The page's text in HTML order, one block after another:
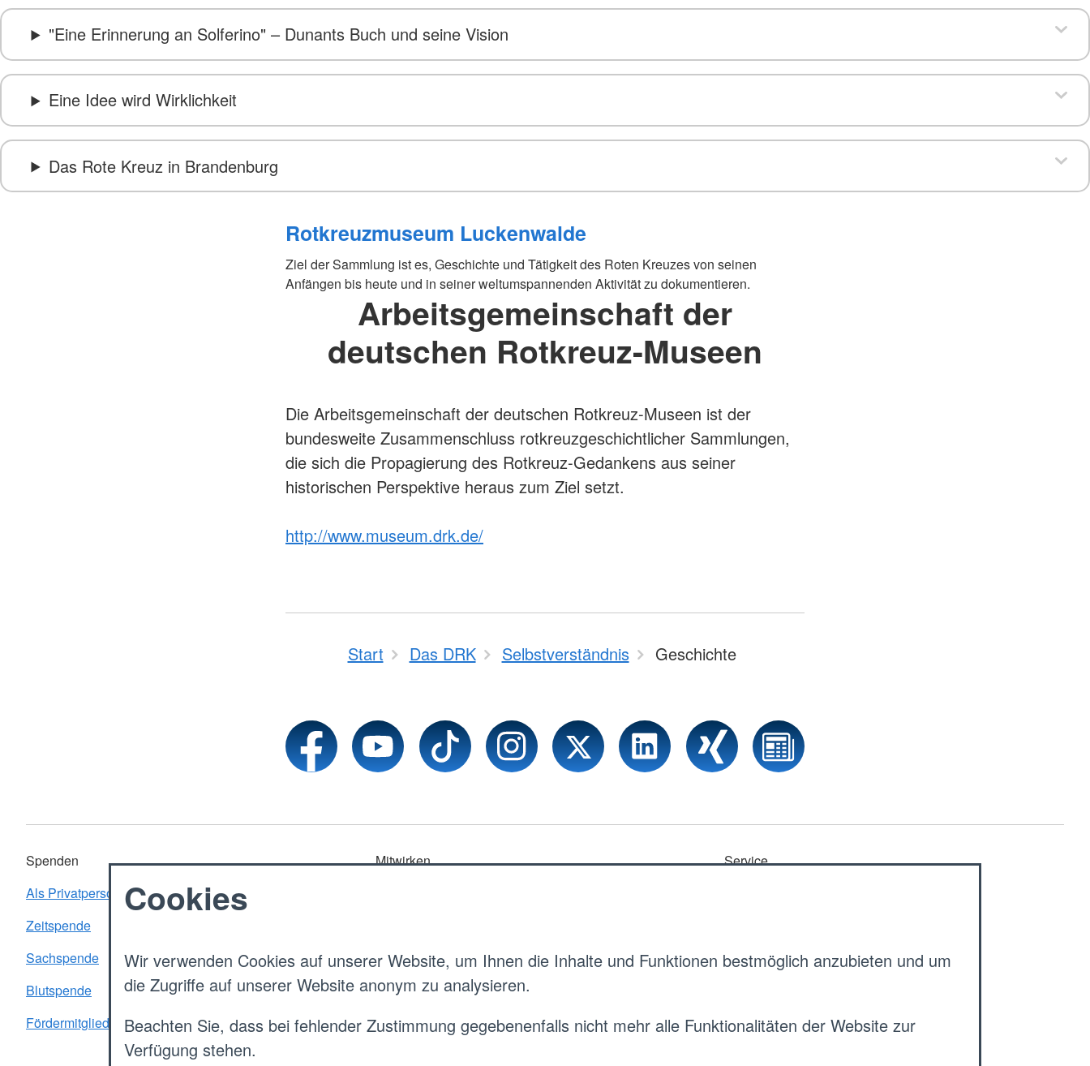
"Eine Erinnerung an Solferino" – Dunants Buch und seine Vision
Eine Idee wird Wirklichkeit
Das Rote Kreuz in Brandenburg
Rotkreuzmuseum Luckenwalde
Ziel der Sammlung ist es, Geschichte und Tätigkeit des Roten Kreuzes von seinen
Anfängen bis heute und in seiner weltumspannenden Aktivität zu dokumentieren.
Arbeitsgemeinschaft der
deutschen Rotkreuz-Museen
Die Arbeitsgemeinschaft der deutschen Rotkreuz-Museen ist der
bundesweite Zusammenschluss rotkreuzgeschichtlicher Sammlungen,
die sich die Propagierung des Rotkreuz-Gedankens aus seiner
historischen Perspektive heraus zum Ziel setzt.
http://www.museum.drk.de/
Start Das DRK Selbstverständnis Geschichte
Spenden
Als Privatperson spenden
Zeitspende
Sachspende
Blutspende
Fördermitgliedschaft
Mitwirken
Karriereportal
Freiwilligendienste
Service
Rotkreuzblog
Kontakt
Cookies
Wir verwenden Cookies auf unserer Website, um Ihnen die Inhalte und Funktionen bestmöglich anzubieten und um
die Zugriffe auf unserer Website anonym zu analysieren.
Beachten Sie, dass bei fehlender Zustimmung gegebenenfalls nicht mehr alle Funktionalitäten der Website zur
Verfügung stehen.